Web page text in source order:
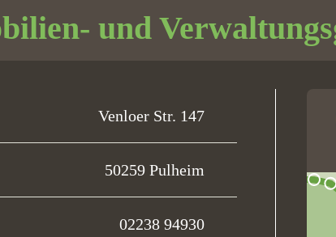
und
Venloer Str. 147
50259 Pulheim
02238 94930